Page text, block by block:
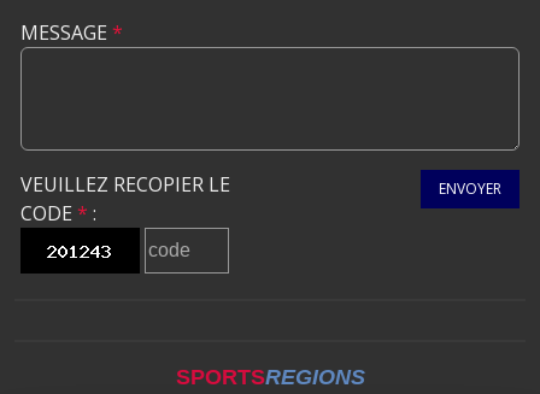
MESSAGE *
VEUILLEZ RECOPIER LE
CODE * :
ENVOYER
SPORTSREGIONS